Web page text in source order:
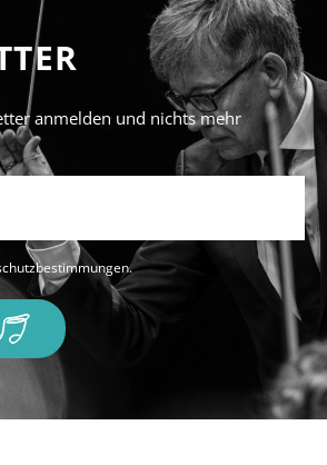
anmelden und nichts mehr